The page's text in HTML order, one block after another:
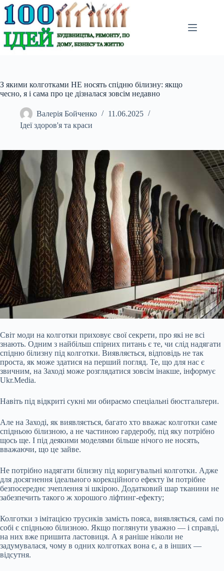
Перейти
до
вмісту
З якими колготками НЕ носять спідню білизну: якщо
чесно, я і сама про це дізналася зовсім недавно
Валерія Бойченко
11.06.2025
Ідеї здоров'я та краси
Світ моди на колготки приховує свої секрети, про які не всі
знають. Одним з найбільш спірних питань є те, чи слід надягати
спідню білизну під колготки. Виявляється, відповідь не так
проста, як може здатися на перший погляд. Те, що для нас є
звичним, на Заході може розглядатися зовсім інакше, інформує
Ukr.Media.
Навіть під відкриті сукні ми обираємо спеціальні бюстгальтери.
Але на Заході, як виявляється, багато хто вважає колготки саме
спідньою білизною, а не частиною гардеробу, під яку потрібно
щось ще. І під деякими моделями більше нічого не носять,
вважаючи, що це зайве.
Не потрібно надягати білизну під коригувальні колготки. Адже
для досягнення ідеального корекційного ефекту їм потрібне
безпосереднє зчеплення зі шкірою. Додатковий шар тканини не
забезпечить такого ж хорошого ліфтинг-ефекту;
Колготки з імітацією трусиків замість пояса, виявляється, самі по
собі є спідньою білизною. Якщо поглянути уважно — і справді,
на них вже пришита ластовиця. А я раніше ніколи не
задумувалася, чому в одних колготках вона є, а в інших —
відсутня.